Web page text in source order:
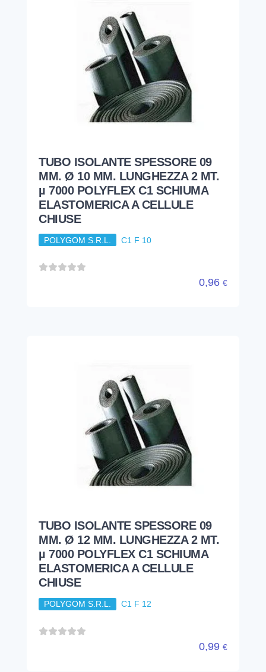
TUBO ISOLANTE SPESSORE 09
MM. Ø 10 MM. LUNGHEZZA 2 MT.
µ 7000 POLYFLEX C1 SCHIUMA
ELASTOMERICA A CELLULE
CHIUSE
POLYGOM S.R.L. C1 F 10
0,96 €
TUBO ISOLANTE SPESSORE 09
MM. Ø 12 MM. LUNGHEZZA 2 MT.
µ 7000 POLYFLEX C1 SCHIUMA
ELASTOMERICA A CELLULE
CHIUSE
POLYGOM S.R.L. C1 F 12
0,99 €